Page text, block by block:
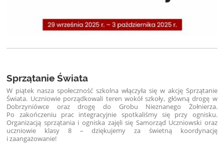
Sprzątanie Świata
W piątek nasza społeczność szkolna włączyła się w akcję Sprzątanie
Świata. Uczniowie porządkowali teren wokół szkoły, główną drogę w
Dobrzyniówce oraz drogę do Grobu Nieznanego Żołnierza.
Po zakończeniu prac integracyjnie spotkaliśmy się przy ognisku.
Organizacją sprzątania i ogniska zajęli się Samorząd Uczniowski oraz
uczniowie klasy 8 – dziękujemy za świetną koordynację
i zaangażowanie!